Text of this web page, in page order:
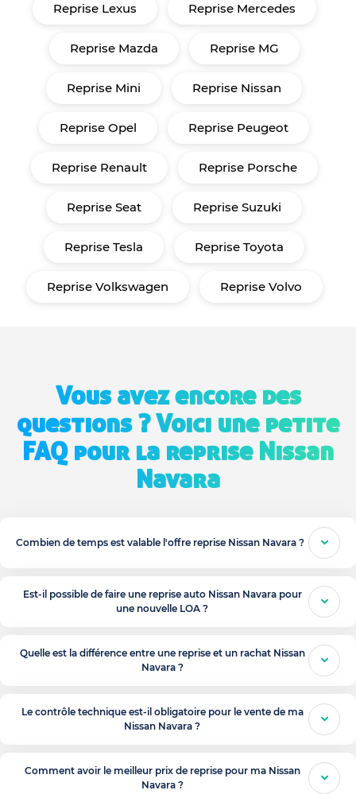
Reprise Lexus Reprise Mercedes
Reprise Mazda Reprise MG
Reprise Mini Reprise Nissan
Reprise Opel Reprise Peugeot
Reprise Renault Reprise Porsche
Reprise Seat Reprise Suzuki
Reprise Tesla Reprise Toyota
Reprise Volkswagen Reprise Volvo
Vous avez encore des
questions ? Voici une petite
FAQ pour la reprise Nissan
Navara
Combien de temps est valable l'offre reprise Nissan Navara ?
Est-il possible de faire une reprise auto Nissan Navara pour
une nouvelle LOA ?
Quelle est la différence entre une reprise et un rachat Nissan
Navara ?
Le contrôle technique est-il obligatoire pour le vente de ma
Nissan Navara ?
Comment avoir le meilleur prix de reprise pour ma Nissan
Navara ?